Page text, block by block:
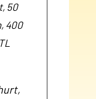
50
400